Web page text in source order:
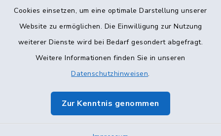
Cookies einsetzen, um eine optimale Darstellung unserer
Website zu ermöglichen. Die Einwilligung zur Nutzung
weiterer Dienste wird bei Bedarf gesondert abgefragt.
Weitere Informationen finden Sie in unseren
Datenschutzhinweisen.
Zur Kenntnis genommen
Kontakt
Barrierefreiheit
Impressum
Sitemap